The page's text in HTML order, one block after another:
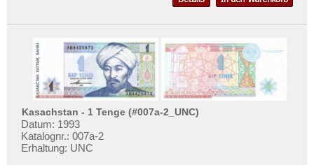
Kasachstan - 1 Tenge (#007a-2_UNC)
Datum: 1993
Katalognr.: 007a-2
Erhaltung: UNC